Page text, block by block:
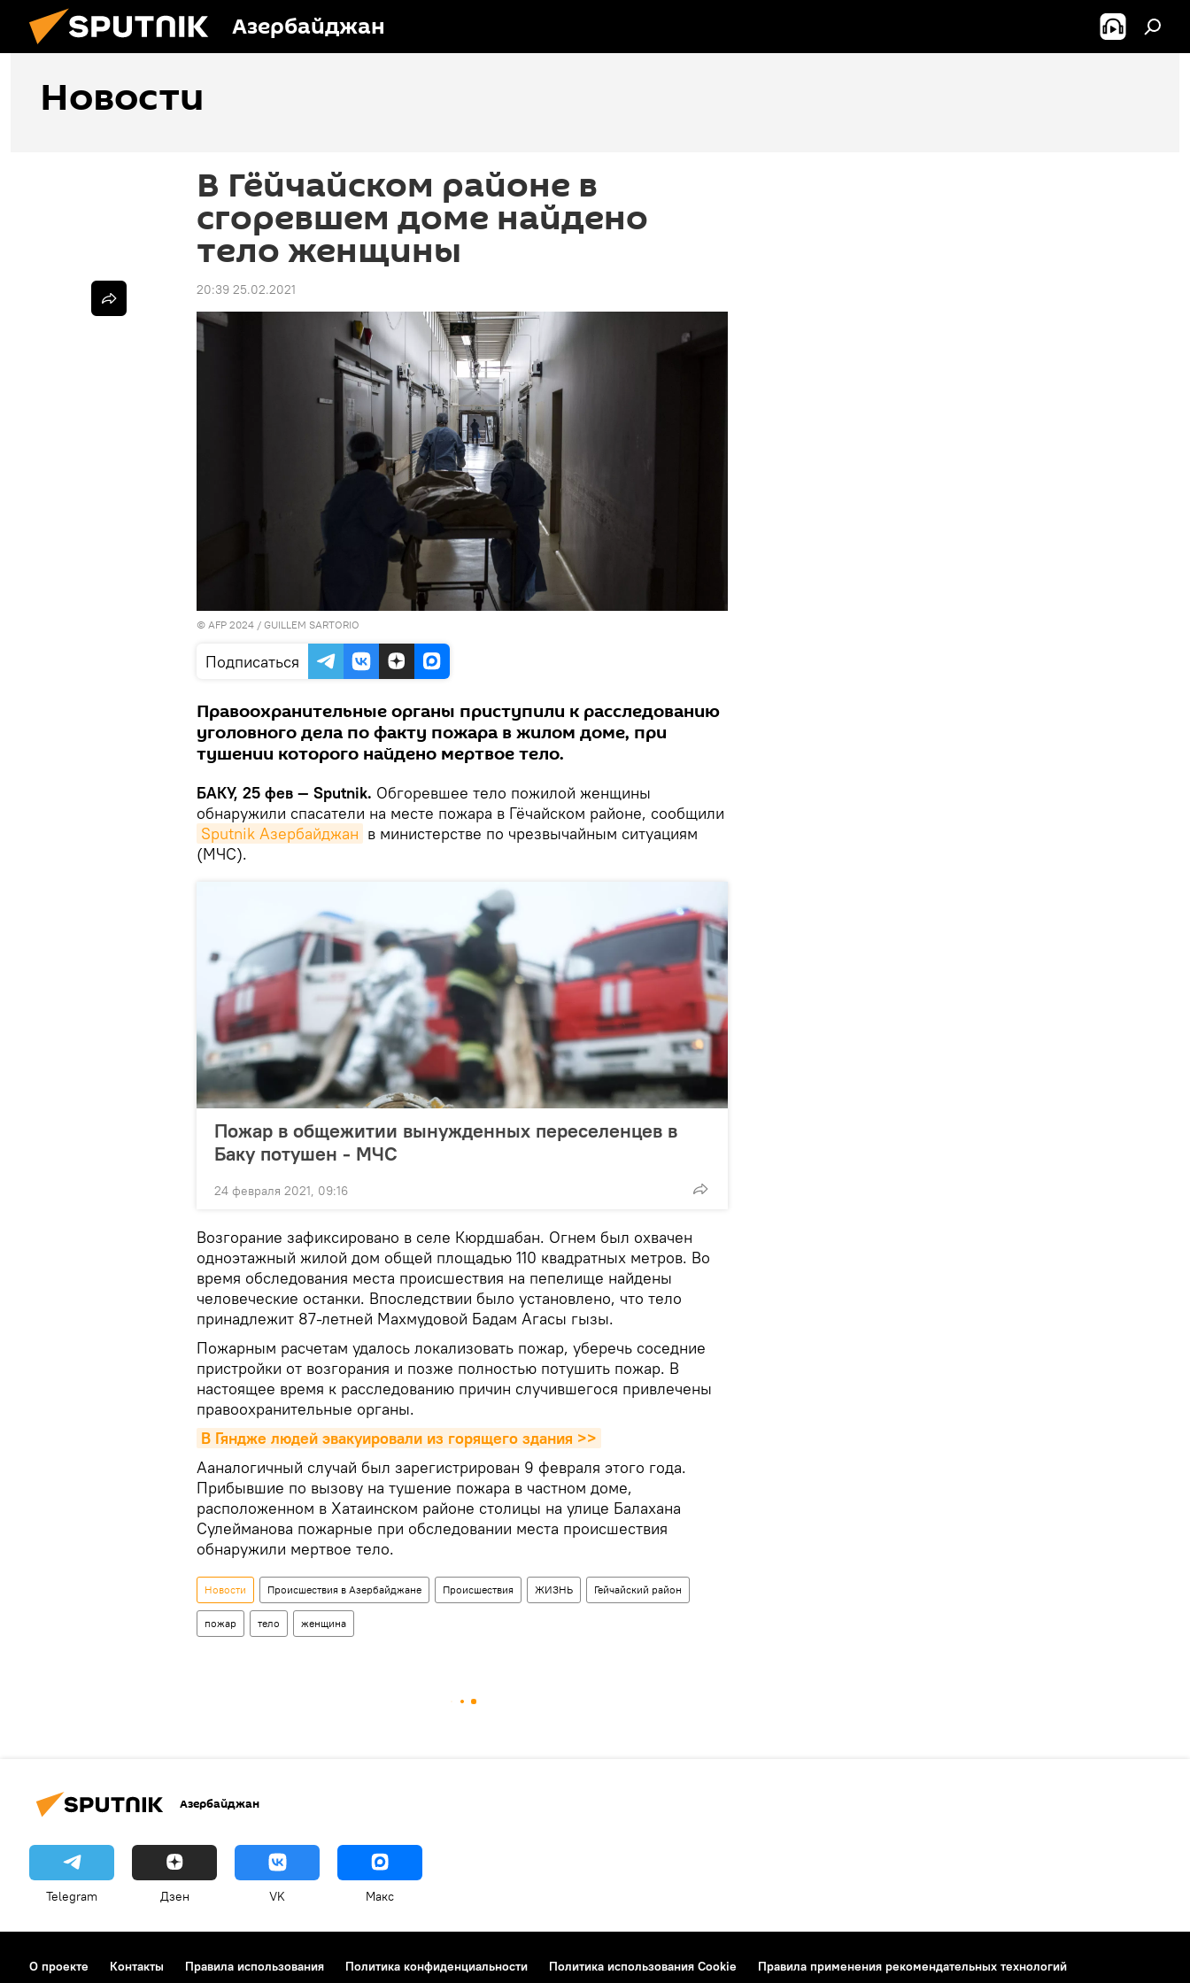
Азербайджан
Новости
В Гёйчайском районе в
сгоревшем доме найдено
тело женщины
20:39 25.02.2021
© AFP 2024 / GUILLEM SARTORIO
Подписаться
Правоохранительные органы приступили к расследованию
уголовного дела по факту пожара в жилом доме, при
тушении которого найдено мертвое тело.
БАКУ, 25 фев — Sputnik. Обгоревшее тело пожилой женщины
обнаружили спасатели на месте пожара в Гёчайском районе, сообщили
Sputnik Азербайджан в министерстве по чрезвычайным ситуациям
(МЧС).
Пожар в общежитии вынужденных переселенцев в
Баку потушен - МЧС
24 февраля 2021, 09:16
Возгорание зафиксировано в селе Кюрдшабан. Огнем был охвачен
одноэтажный жилой дом общей площадью 110 квадратных метров. Во
время обследования места происшествия на пепелище найдены
человеческие останки. Впоследствии было установлено, что тело
принадлежит 87-летней Махмудовой Бадам Агасы гызы.
Пожарным расчетам удалось локализовать пожар, уберечь соседние
пристройки от возгорания и позже полностью потушить пожар. В
настоящее время к расследованию причин случившегося привлечены
правоохранительные органы.
В Гяндже людей эвакуировали из горящего здания >>
Ааналогичный случай был зарегистрирован 9 февраля этого года.
Прибывшие по вызову на тушение пожара в частном доме,
расположенном в Хатаинском районе столицы на улице Балахана
Сулейманова пожарные при обследовании места происшествия
обнаружили мертвое тело.
Новости Происшествия в Азербайджане Происшествия ЖИЗНЬ Гейчайский район
пожар тело женщина
Азербайджан
Telegram Дзен VK Макс
О проекте Контакты Правила использования Политика конфиденциальности Политика использования Cookie
Правила применения рекомендательных технологий